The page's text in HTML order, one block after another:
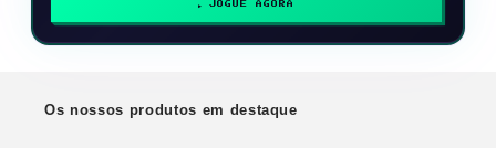
JOGUE AGORA
Os nossos produtos em destaque